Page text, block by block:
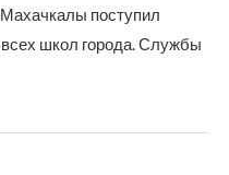
поступил
школ города. Службы